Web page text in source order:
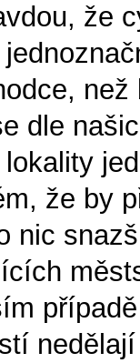
že
dle
že by
nic